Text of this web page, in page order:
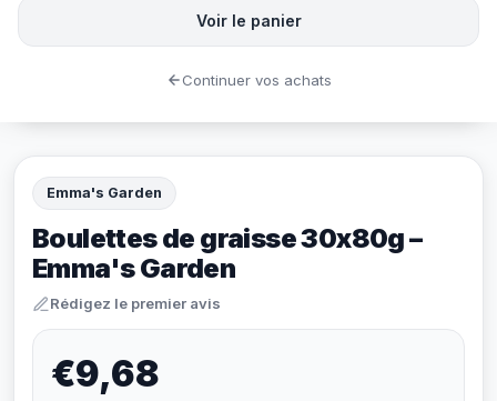
Emma's Garden
Boulettes de graisse 30x80g –
Emma's Garden
Rédigez le premier avis
€9,68
Voir le panier
Continuer vos achats